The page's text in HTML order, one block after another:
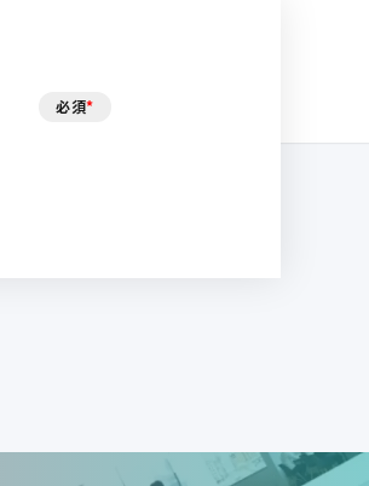
必須*